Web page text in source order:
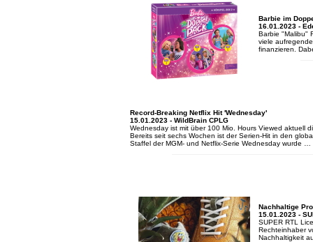
Barbie im
16.01.2023 -
Barbie "Malibu"
viele
finanzieren.
Record-Breaking Netflix Hit 'Wednesday'
15.01.2023 - WildBrain CPLG
Wednesday ist mit über 100 Mio. Hours Viewed aktuell
Bereits seit sechs Wochen ist der Serien-Hit in den
Staffel der MGM- und Netflix-Serie Wednesday wurde …
Nachhaltige
15.01.2023 -
SUPER RTL
Rechteinhaber
Nachhaltigkeit